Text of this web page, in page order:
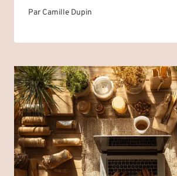
Par Camille Dupin